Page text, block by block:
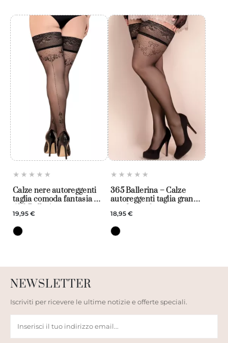
Calze nere autoreggenti
taglia comoda fantasia –
19,95 €
365 Ballerina – Calze
autoreggenti taglia grande
18,95 €
NEWSLETTER
Iscriviti per ricevere le ultime notizie e offerte speciali.